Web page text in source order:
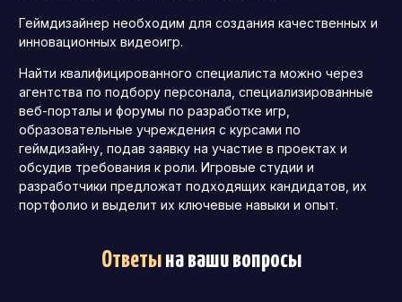
Геймдизайнер необходим для создания качественных и
инновационных видеоигр.
Найти квалифицированного специалиста можно через
агентства по подбору персонала, специализированные
веб-порталы и форумы по разработке игр,
образовательные учреждения с курсами по
геймдизайну, подав заявку на участие в проектах и
обсудив требования к роли. Игровые студии и
разработчики предложат подходящих кандидатов, их
портфолио и выделит их ключевые навыки и опыт.
Ответына ваши вопросы